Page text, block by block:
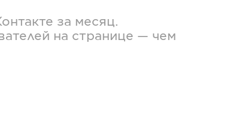
за месяц.
на странице — чем